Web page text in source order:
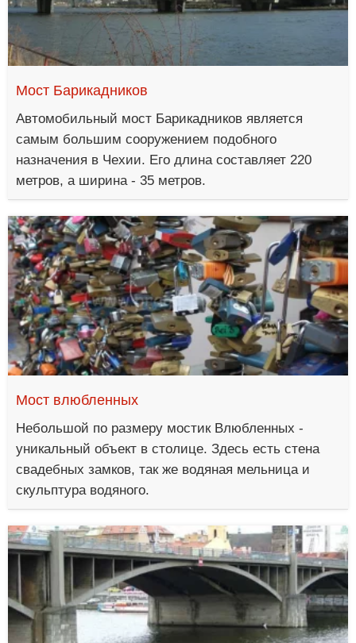
Мост Барикадников
Автомобильный мост Барикадников является
самым большим сооружением подобного
назначения в Чехии. Его длина составляет 220
метров, а ширина - 35 метров.
Мост влюбленных
Небольшой по размеру мостик Влюбленных -
уникальный объект в столице. Здесь есть стена
свадебных замков, так же водяная мельница и
скульптура водяного.